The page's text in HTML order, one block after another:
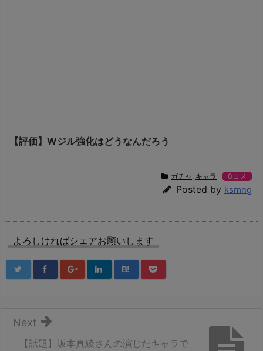
【評価】Wジル強化はどうなんだろう
ガチャ , キャラ 0コメ
Posted by ksmng
よろしければシェアお願いします
B!
【話題】坂本真綾さんの演じたキャラで
Next